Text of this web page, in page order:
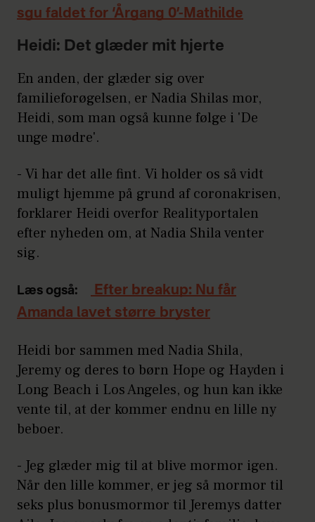
sgu faldet for ‘Årgang 0’-Mathilde
Heidi: Det glæder mit hjerte
En anden, der glæder sig over
familieforøgelsen, er Nadia Shilas mor,
Heidi, som man også kunne følge i 'De
unge mødre'.
- Vi har det alle fint. Vi holder os så vidt
muligt hjemme på grund af coronakrisen,
forklarer Heidi overfor Realityportalen
efter nyheden om, at Nadia Shila venter
sig.
Læs også:
Efter breakup: Nu får
Amanda lavet større bryster
Heidi bor sammen med Nadia Shila,
Jeremy og deres to børn Hope og Hayden i
Long Beach i Los Angeles, og hun kan ikke
vente til, at der kommer endnu en lille ny
beboer.
- Jeg glæder mig til at blive mormor igen.
Når den lille kommer, er jeg så mormor til
seks plus bonusmormor til Jeremys datter